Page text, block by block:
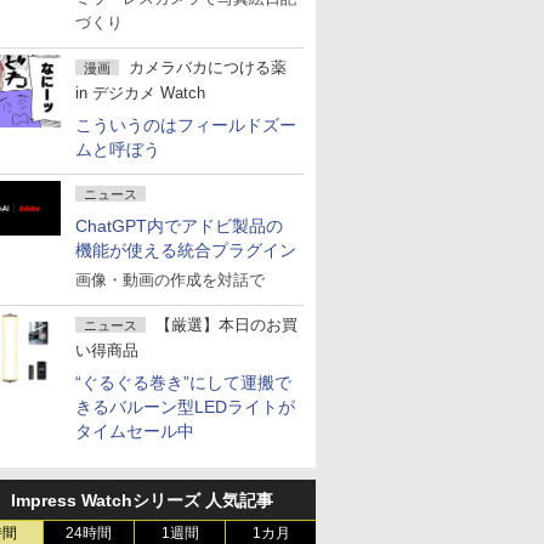
づくり
漫画
カメラバカにつける薬
in デジカメ Watch
こういうのはフィールドズー
ムと呼ぼう
ニュース
ChatGPT内でアドビ製品の
機能が使える統合プラグイン
画像・動画の作成を対話で
ニュース
【厳選】本日のお買
い得商品
“ぐるぐる巻き”にして運搬で
きるバルーン型LEDライトが
タイムセール中
Impress Watchシリーズ 人気記事
24時間 1週間 1カ月